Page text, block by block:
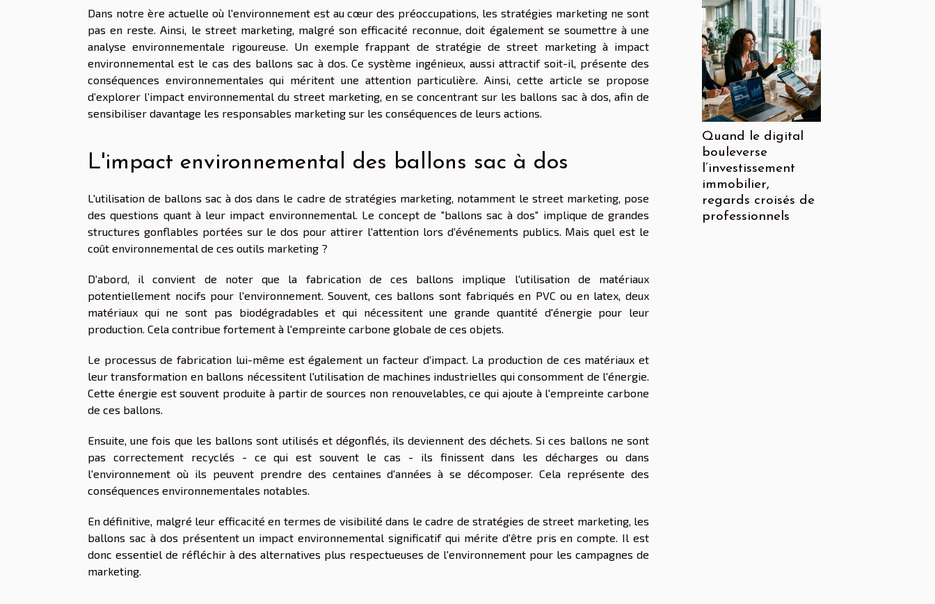
Dans notre ère actuelle où l'environnement est au cœur des préoccupations, les stratégies marketing ne sont
pas en reste. Ainsi, le street marketing, malgré son efficacité reconnue, doit également se soumettre à une
analyse environnementale rigoureuse. Un exemple frappant de stratégie de street marketing à impact
environnemental est le cas des ballons sac à dos. Ce système ingénieux, aussi attractif soit-il, présente des
conséquences environnementales qui méritent une attention particulière. Ainsi, cette article se propose
d’explorer l’impact environnemental du street marketing, en se concentrant sur les ballons sac à dos, afin de
sensibiliser davantage les responsables marketing sur les conséquences de leurs actions.
L'impact environnemental des ballons sac à dos
L'utilisation de ballons sac à dos dans le cadre de stratégies marketing, notamment le street marketing, pose
des questions quant à leur impact environnemental. Le concept de "ballons sac à dos" implique de grandes
structures gonflables portées sur le dos pour attirer l'attention lors d'événements publics. Mais quel est le
coût environnemental de ces outils marketing ?
D'abord, il convient de noter que la fabrication de ces ballons implique l'utilisation de matériaux
potentiellement nocifs pour l'environnement. Souvent, ces ballons sont fabriqués en PVC ou en latex, deux
matériaux qui ne sont pas biodégradables et qui nécessitent une grande quantité d'énergie pour leur
production. Cela contribue fortement à l'empreinte carbone globale de ces objets.
Le processus de fabrication lui-même est également un facteur d'impact. La production de ces matériaux et
leur transformation en ballons nécessitent l'utilisation de machines industrielles qui consomment de l'énergie.
Cette énergie est souvent produite à partir de sources non renouvelables, ce qui ajoute à l'empreinte carbone
de ces ballons.
Ensuite, une fois que les ballons sont utilisés et dégonflés, ils deviennent des déchets. Si ces ballons ne sont
pas correctement recyclés - ce qui est souvent le cas - ils finissent dans les décharges ou dans
l'environnement où ils peuvent prendre des centaines d'années à se décomposer. Cela représente des
conséquences environnementales notables.
En définitive, malgré leur efficacité en termes de visibilité dans le cadre de stratégies de street marketing, les
ballons sac à dos présentent un impact environnemental significatif qui mérite d'être pris en compte. Il est
donc essentiel de réfléchir à des alternatives plus respectueuses de l'environnement pour les campagnes de
marketing.
Quand le digital
bouleverse
l’investissement
immobilier,
regards croisés de
professionnels